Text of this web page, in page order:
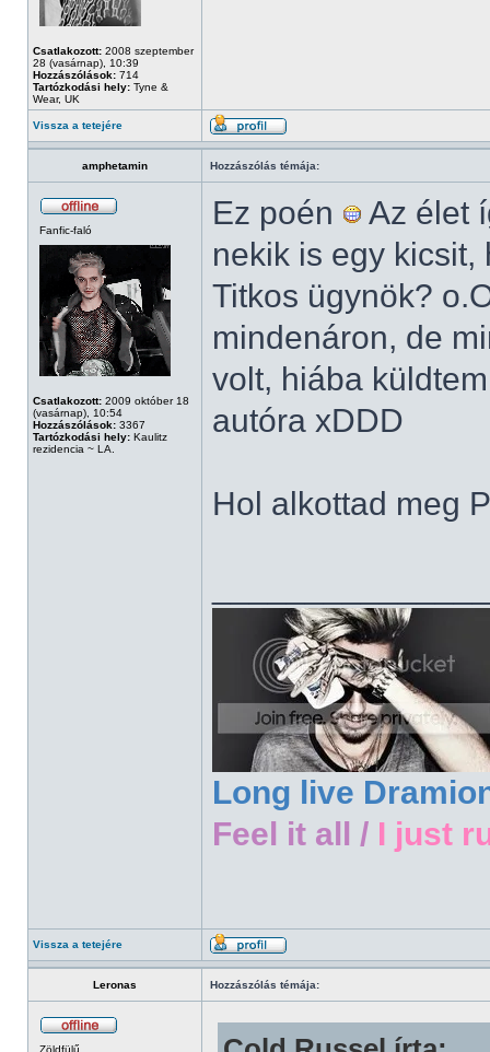
Csatlakozott: 2008 szeptember
28 (vasárnap), 10:39
Hozzászólások: 714
Tartózkodási hely: Tyne &
Wear, UK
Vissza a tetejére
amphetamin Hozzászólás témája:
Fanfic-faló
Csatlakozott: 2009 október 18
(vasárnap), 10:54
Hozzászólások: 3367
Tartózkodási hely: Kaulitz
rezidencia ~ LA.
Ez poén
Az élet
nekik is egy
Titkos ügynök?
mindenáron, de
volt, hiába
autóra xDDD
Hol alkottad meg
Long live
Feel it all / I just
Vissza a tetejére
Leronas Hozzászólás témája:
Zöldfülű